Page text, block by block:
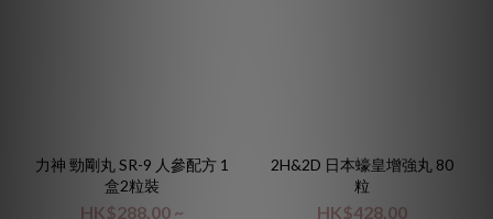
力神 勁剛丸 SR-9 人參配方 1
盒2粒裝
HK$288.00 ~
2H&2D 日本蠔皇增強丸 80
粒
HK$428.00